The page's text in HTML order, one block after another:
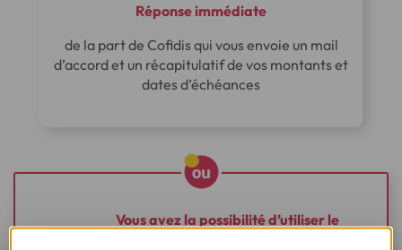
Réponse immédiate
de la part de Cofidis qui vous envoie un mail
d’accord et un récapitulatif de vos montants et
dates d’échéances
Vous avez la possibilité d’utiliser le